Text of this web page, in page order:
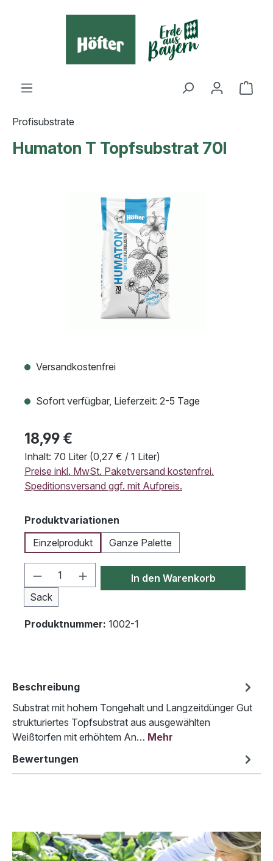
Profisubstrate
Humaton T Topfsubstrat 70l
Bildergalerie überspringen
Versandkostenfrei
Sofort verfügbar, Lieferzeit: 2-5 Tage
18,99 €
Inhalt: 70 Liter (0,27 € / 1 Liter)
Preise inkl. MwSt. Paketversand kostenfrei.
Speditionsversand ggf. mit Aufpreis.
Produktvariationen
Einzelprodukt
Ganze Palette
Produkt Anzahl: Gib den gewünschten
Sack
In den Warenkorb
Produktnummer: 1002-1
Beschreibung
Substrat mit hohem Tongehalt und Langzeitdünger Gut
strukturiertes Topfsubstrat aus ausgewählten
Weißtorfen mit erhöhtem An… Mehr
Bewertungen